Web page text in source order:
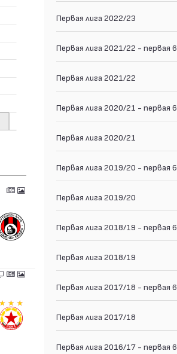
Первая лига 2022/23
Первая лига 2021/22 - первая 6
Первая лига 2021/22
Первая лига 2020/21 - первая 6
Первая лига 2020/21
Первая лига 2019/20 - первая 6
Первая лига 2019/20
Первая лига 2018/19 - первая 6
Первая лига 2018/19
Первая лига 2017/18 - первая 6
Первая лига 2017/18
Первая лига 2016/17 - первая 6